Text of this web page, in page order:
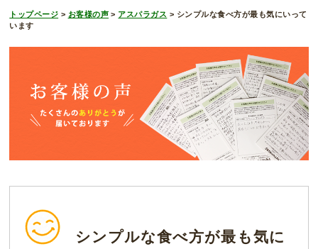
トップページ > お客様の声 > アスパラガス > シンプルな食べ方が最も気にいって
います
シンプルな食べ方が最も気に